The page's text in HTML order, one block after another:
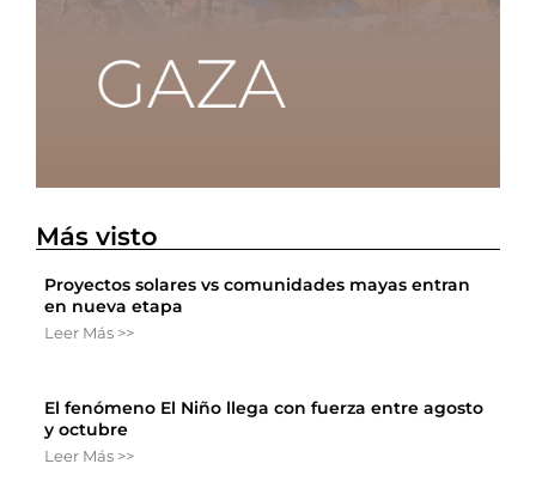
Más visto
Proyectos solares vs comunidades mayas entran
en nueva etapa
Leer Más >>
El fenómeno El Niño llega con fuerza entre agosto
y octubre
Leer Más >>